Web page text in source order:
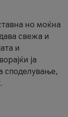
но моќна
свежа и
и
ја
споделување,